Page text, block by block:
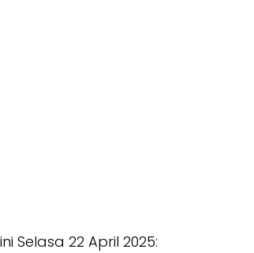
Selasa 22 April 2025: